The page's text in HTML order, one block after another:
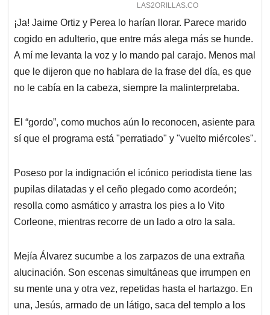
¡Ja! Jaime Ortiz y Perea lo harían llorar. Parece marido
cogido en adulterio, que entre más alega más se hunde.
A mí me levanta la voz y lo mando pal carajo. Menos mal
que le dijeron que no hablara de la frase del día, es que
no le cabía en la cabeza, siempre la malinterpretaba.
El “gordo”, como muchos aún lo reconocen, asiente para
sí que el programa está "perratiado" y "vuelto miércoles".
Poseso por la indignación el icónico periodista tiene las
pupilas dilatadas y el ceño plegado como acordeón;
resolla como asmático y arrastra los pies a lo Vito
Corleone, mientras recorre de un lado a otro la sala.
Mejía Álvarez sucumbe a los zarpazos de una extraña
alucinación. Son escenas simultáneas que irrumpen en
su mente una y otra vez, repetidas hasta el hartazgo. En
una, Jesús, armado de un látigo, saca del templo a los